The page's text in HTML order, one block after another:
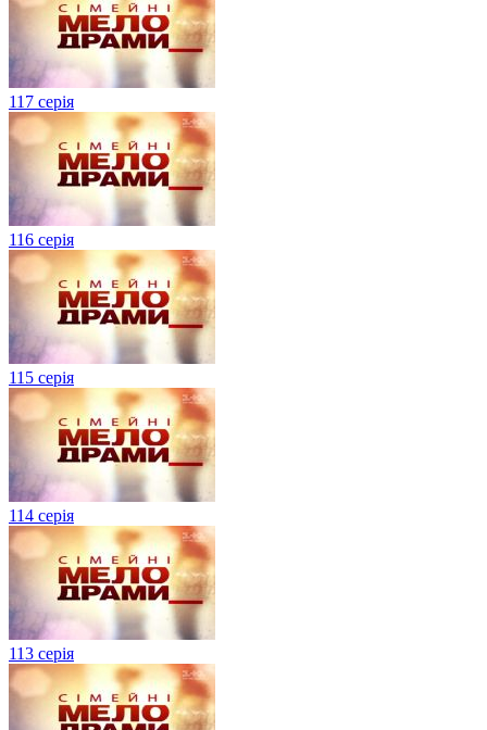
117 серія
116 серія
115 серія
114 серія
113 серія